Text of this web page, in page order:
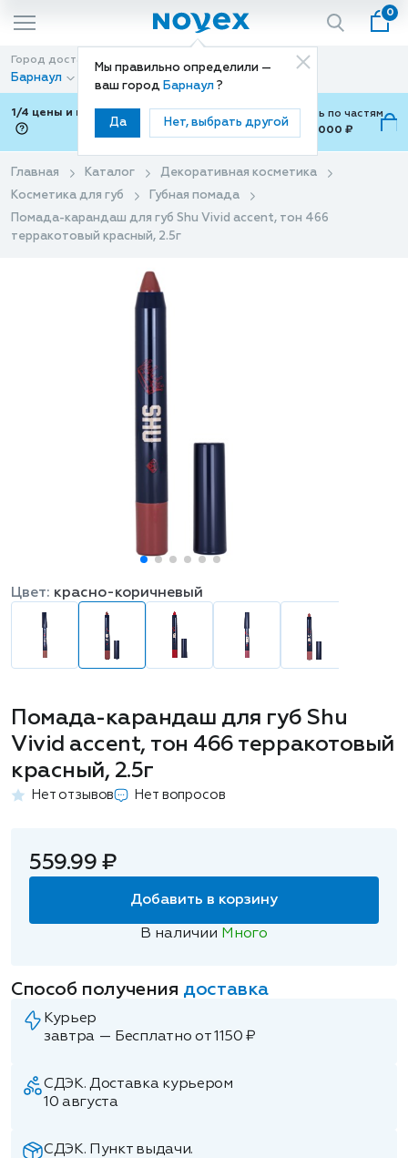
Мы правильно определили —
ваш город Барнаул ?
Да Нет, выбрать другой
0
Город доставки
Барнаул
Способ доставки
Доставка
1/4 цены и покупки ваши с Подели
Можно оплатить по частям
от 700 ₽ до 15,000 ₽
Главная Каталог
Декоративная косметика
Косметика для губ
Губная помада
Помада-карандаш для губ Shu Vivid accent, тон 466
терракотовый красный, 2.5г
Помада-карандаш для губ Shu
Vivid accent, тон 466 терракотовый
красный, 2.5г
Нет отзывов Нет вопросов
Цвет: красно-коричневый
559.99 ₽
Добавить в корзину
В наличии Много
Способ получения доставка
Курьер
завтра — Бесплатно от 1150 ₽
СДЭК. Доставка курьером
10 августа
СДЭК. Пункт выдачи.